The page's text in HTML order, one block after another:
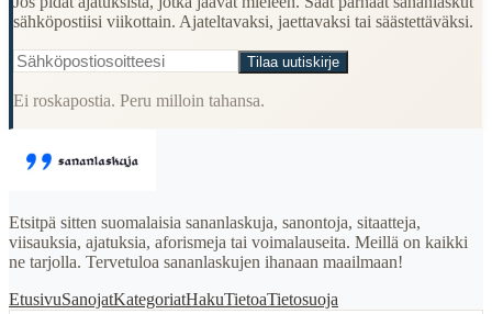
sähköpostiisi viikottain. Ajateltavaksi, jaettavaksi tai säästettäväksi.
Tilaa uutiskirje
Ei roskapostia. Peru milloin tahansa.
Etsitpä sitten suomalaisia sananlaskuja, sanontoja, sitaatteja,
viisauksia, ajatuksia, aforismeja tai voimalauseita. Meillä on kaikki
ne tarjolla. Tervetuloa sananlaskujen ihanaan maailmaan!
EtusivuSanojatKategoriatHakuTietoaTietosuoja